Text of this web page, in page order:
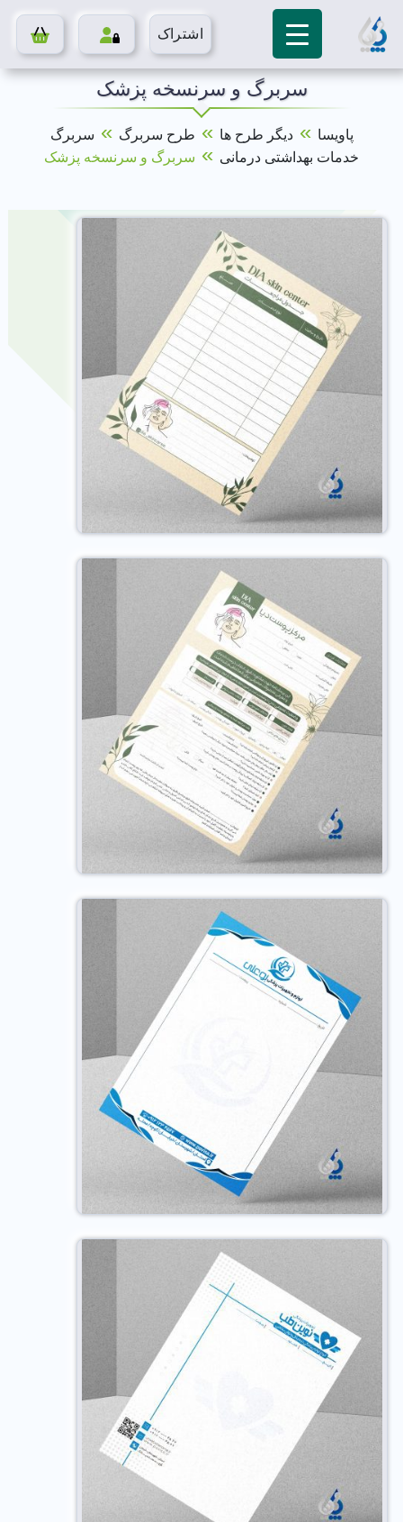
اشتراک
سربرگ و سرنسخه پزشک
پاویسا »دیگر طرح ها » طرح سربرگ » سربرگ
خدمات بهداشتی درمانی » سربرگ و سرنسخه پزشک